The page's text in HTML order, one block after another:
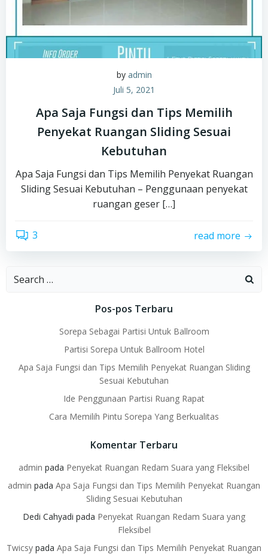
by admin
Juli 5, 2021
Apa Saja Fungsi dan Tips Memilih
Penyekat Ruangan Sliding Sesuai
Kebutuhan
Apa Saja Fungsi dan Tips Memilih Penyekat Ruangan
Sliding Sesuai Kebutuhan – Penggunaan penyekat
ruangan geser […]
3 read more
Search
Pos-pos Terbaru
Sorepa Sebagai Partisi Untuk Ballroom
Partisi Sorepa Untuk Ballroom Hotel
Apa Saja Fungsi dan Tips Memilih Penyekat Ruangan Sliding
Sesuai Kebutuhan
Ide Penggunaan Partisi Ruang Rapat
Cara Memilih Pintu Sorepa Yang Berkualitas
Komentar Terbaru
admin pada Penyekat Ruangan Redam Suara yang Fleksibel
admin pada Apa Saja Fungsi dan Tips Memilih Penyekat Ruangan
Sliding Sesuai Kebutuhan
Dedi Cahyadi pada Penyekat Ruangan Redam Suara yang
Fleksibel
Twicsy pada Apa Saja Fungsi dan Tips Memilih Penyekat Ruangan